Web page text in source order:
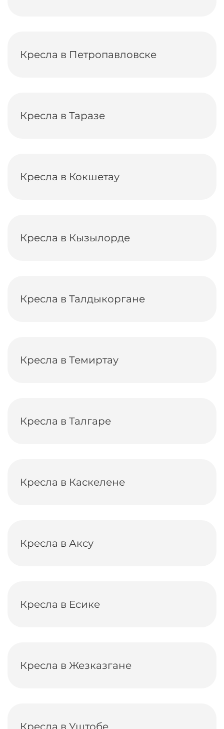
Кресла в Петропавловске
Кресла в Таразе
Кресла в Кокшетау
Кресла в Кызылорде
Кресла в Талдыкоргане
Кресла в Темиртау
Кресла в Талгаре
Кресла в Каскелене
Кресла в Аксу
Кресла в Есике
Кресла в Жезказгане
Кресла в Уштобе